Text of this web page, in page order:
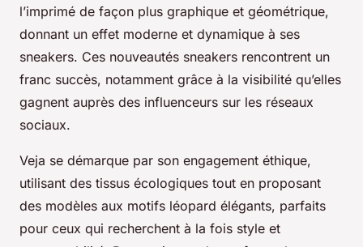
l’imprimé de façon plus graphique et géométrique,
donnant un effet moderne et dynamique à ses
sneakers. Ces nouveautés sneakers rencontrent un
franc succès, notamment grâce à la visibilité qu’elles
gagnent auprès des influenceurs sur les réseaux
sociaux.
Veja se démarque par son engagement éthique,
utilisant des tissus écologiques tout en proposant
des modèles aux motifs léopard élégants, parfaits
pour ceux qui recherchent à la fois style et